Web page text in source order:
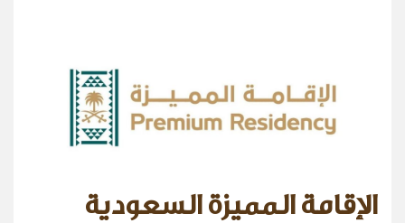
الإقامة المميزة السعودية